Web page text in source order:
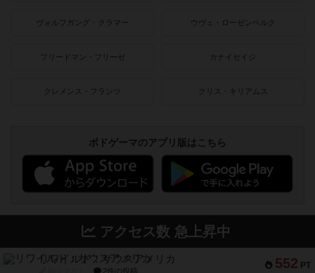
ヴォルフガング・クラマー ウヴェ・ローゼンベルク
フリードマン・フリーゼ カナイセイジ
クレメンス・フランツ クリス・キリアムス
ボドゲーマのアプリ版はこちら
アクセス数 急上昇中
552 PT
リワイルド：サウスアメリカ
2件の投稿